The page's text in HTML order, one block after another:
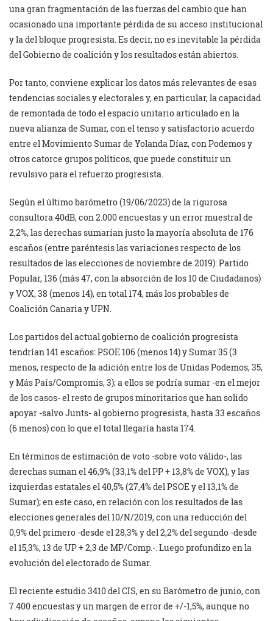
una gran fragmentación de las fuerzas del cambio que han
ocasionado una importante pérdida de su acceso institucional
y la del bloque progresista. Es decir, no es inevitable la pérdida
del Gobierno de coalición y los resultados están abiertos.
Por tanto, conviene explicar los datos más relevantes de esas
tendencias sociales y electorales y, en particular, la capacidad
de remontada de todo el espacio unitario articulado en la
nueva alianza de Sumar, con el tenso y satisfactorio acuerdo
entre el Movimiento Sumar de Yolanda Díaz, con Podemos y
otros catorce grupos políticos, que puede constituir un
revulsivo para el refuerzo progresista.
Según el último barómetro (19/06/2023) de la rigurosa
consultora 40dB, con 2.000 encuestas y un error muestral de
2,2%, las derechas sumarían justo la mayoría absoluta de 176
escaños (entre paréntesis las variaciones respecto de los
resultados de las elecciones de noviembre de 2019): Partido
Popular, 136 (más 47, con la absorción de los 10 de Ciudadanos)
y VOX, 38 (menos 14), en total 174, más los probables de
Coalición Canaria y UPN.
Los partidos del actual gobierno de coalición progresista
tendrían 141 escaños: PSOE 106 (menos 14) y Sumar 35 (3
menos, respecto de la adición entre los de Unidas Podemos, 35,
y Más País/Compromís, 3); a ellos se podría sumar -en el mejor
de los casos- el resto de grupos minoritarios que han solido
apoyar -salvo Junts- al gobierno progresista, hasta 33 escaños
(6 menos) con lo que el total llegaría hasta 174.
En términos de estimación de voto -sobre voto válido-, las
derechas suman el 46,9% (33,1% del PP + 13,8% de VOX), y las
izquierdas estatales el 40,5% (27,4% del PSOE y el 13,1% de
Sumar); en este caso, en relación con los resultados de las
elecciones generales del 10/N/2019, con una reducción del
0,9% del primero -desde el 28,3% y del 2,2% del segundo -desde
el 15,3%, 13 de UP + 2,3 de MP/Comp.-. Luego profundizo en la
evolución del electorado de Sumar.
El reciente estudio 3410 del CIS, en su Barómetro de junio, con
7.400 encuestas y un margen de error de +/-1,5%, aunque no